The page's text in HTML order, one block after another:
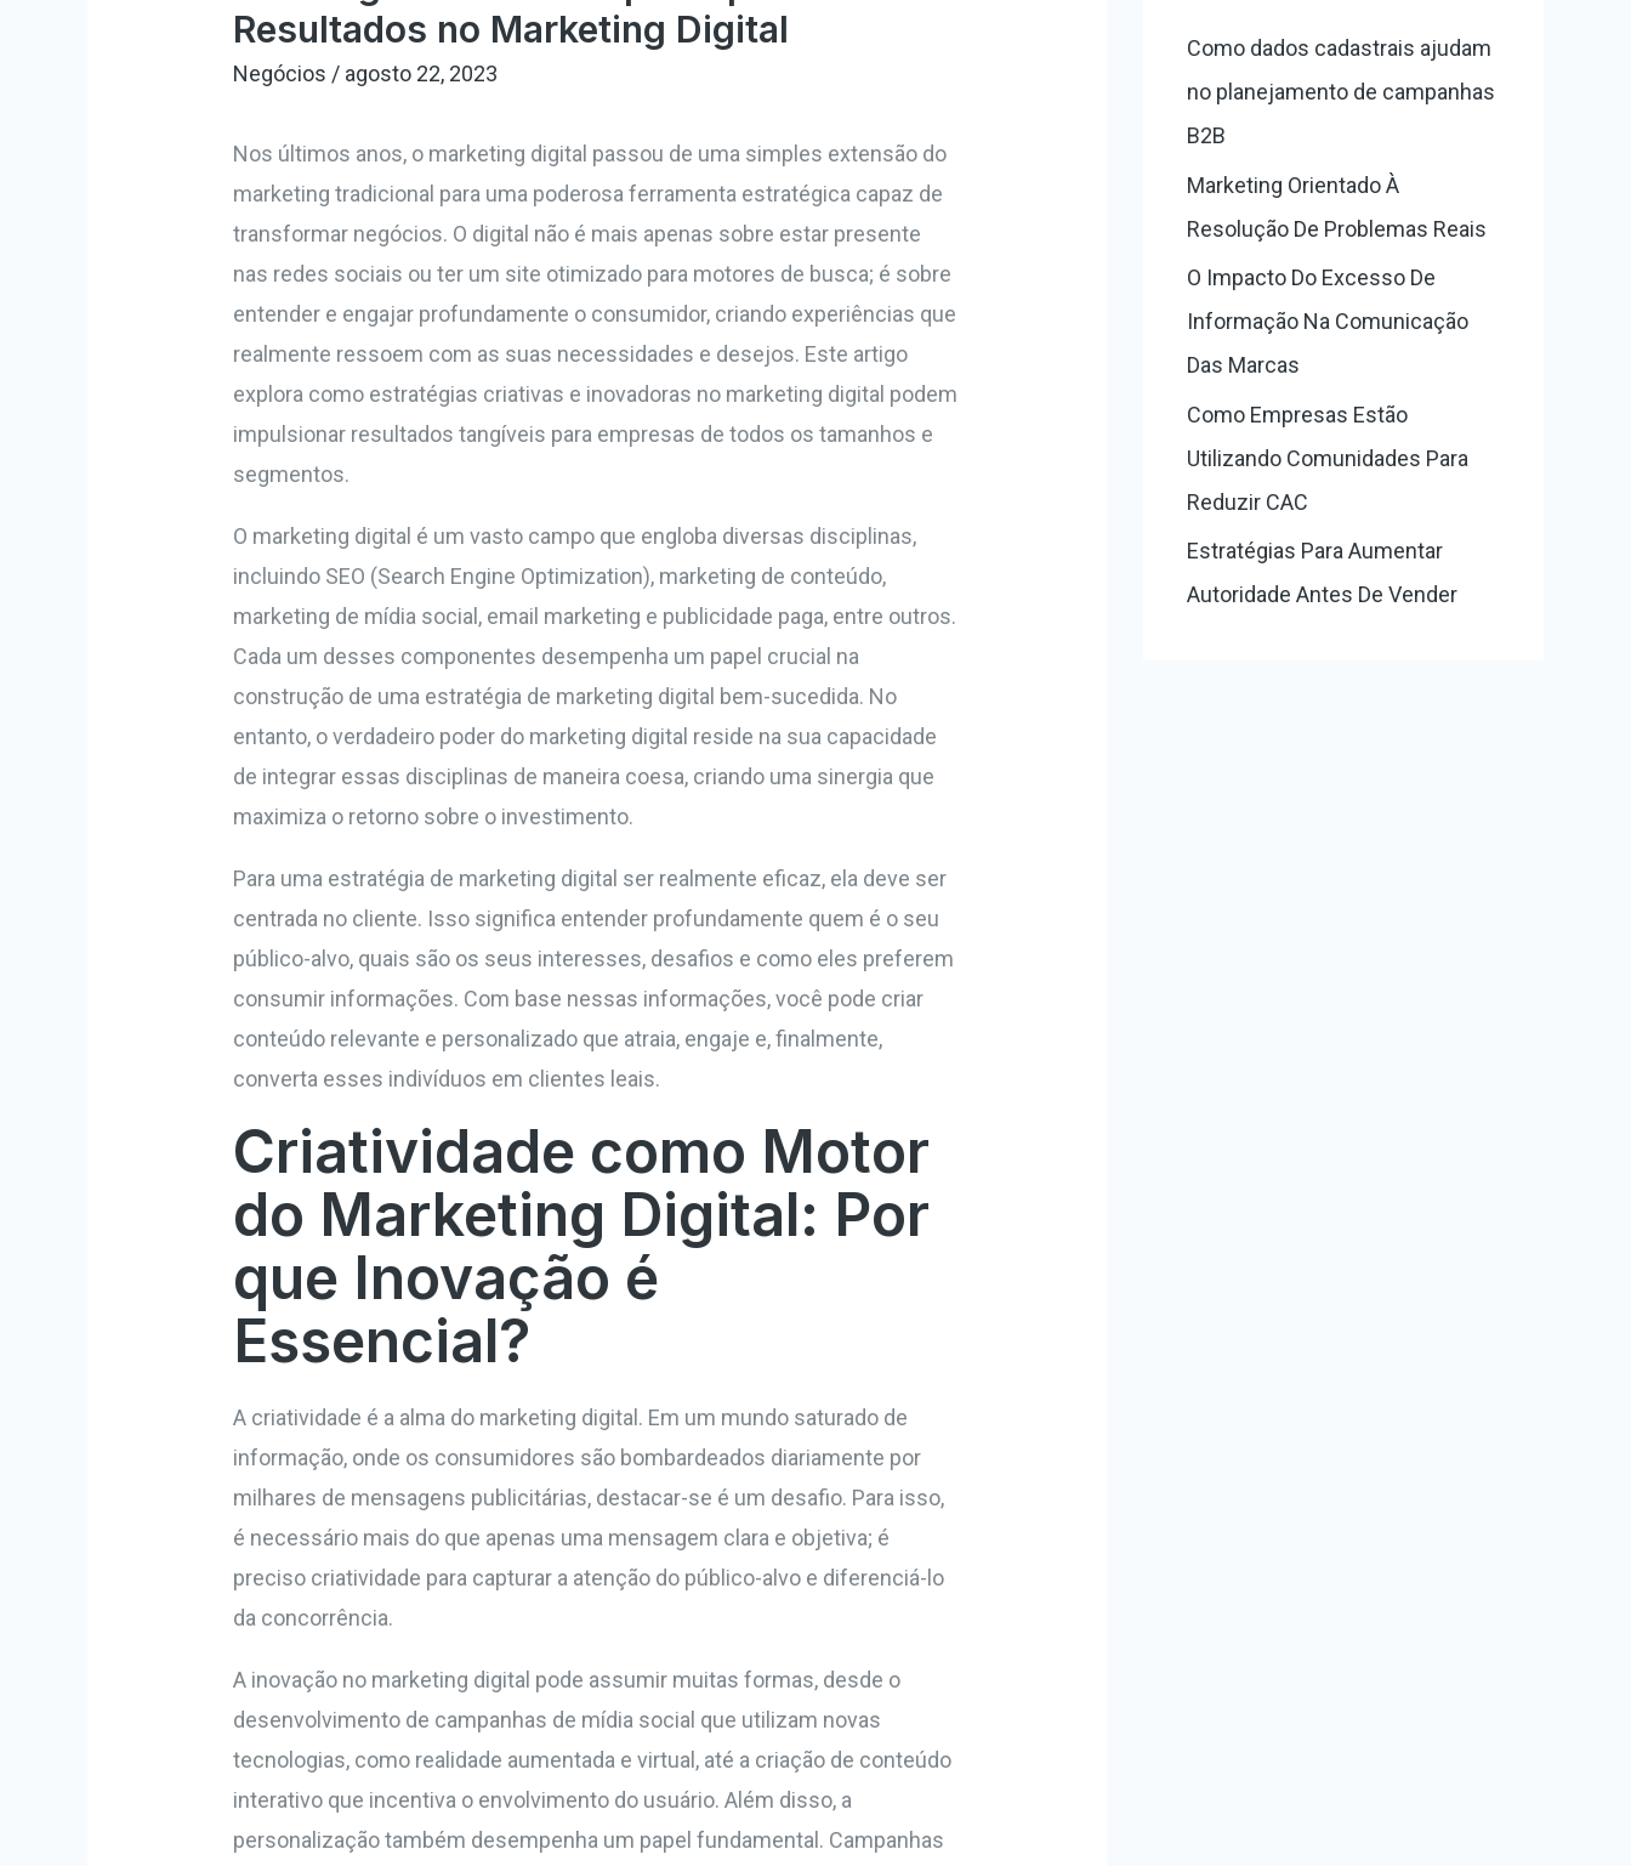
Resultados no Marketing Digital
Negócios / agosto 22, 2023
Nos últimos anos, o marketing digital passou de uma simples extensão do
marketing tradicional para uma poderosa ferramenta estratégica capaz de
transformar negócios. O digital não é mais apenas sobre estar presente
nas redes sociais ou ter um site otimizado para motores de busca; é sobre
entender e engajar profundamente o consumidor, criando experiências que
realmente ressoem com as suas necessidades e desejos. Este artigo
explora como estratégias criativas e inovadoras no marketing digital podem
impulsionar resultados tangíveis para empresas de todos os tamanhos e
segmentos.
O marketing digital é um vasto campo que engloba diversas disciplinas,
incluindo SEO (Search Engine Optimization), marketing de conteúdo,
marketing de mídia social, email marketing e publicidade paga, entre outros.
Cada um desses componentes desempenha um papel crucial na
construção de uma estratégia de marketing digital bem-sucedida. No
entanto, o verdadeiro poder do marketing digital reside na sua capacidade
de integrar essas disciplinas de maneira coesa, criando uma sinergia que
maximiza o retorno sobre o investimento.
Para uma estratégia de marketing digital ser realmente eficaz, ela deve ser
centrada no cliente. Isso significa entender profundamente quem é o seu
público-alvo, quais são os seus interesses, desafios e como eles preferem
consumir informações. Com base nessas informações, você pode criar
conteúdo relevante e personalizado que atraia, engaje e, finalmente,
converta esses indivíduos em clientes leais.
Criatividade como Motor
do Marketing Digital: Por
que Inovação é
Essencial?
A criatividade é a alma do marketing digital. Em um mundo saturado de
informação, onde os consumidores são bombardeados diariamente por
milhares de mensagens publicitárias, destacar-se é um desafio. Para isso,
é necessário mais do que apenas uma mensagem clara e objetiva; é
preciso criatividade para capturar a atenção do público-alvo e diferenciá-lo
da concorrência.
A inovação no marketing digital pode assumir muitas formas, desde o
desenvolvimento de campanhas de mídia social que utilizam novas
tecnologias, como realidade aumentada e virtual, até a criação de conteúdo
interativo que incentiva o envolvimento do usuário. Além disso, a
personalização também desempenha um papel fundamental. Campanhas
s
r
Como dados cadastrais ajudam
no planejamento de campanhas
B2B
Marketing Orientado À
Resolução De Problemas Reais
O Impacto Do Excesso De
Informação Na Comunicação
Das Marcas
Como Empresas Estão
Utilizando Comunidades Para
Reduzir CAC
Estratégias Para Aumentar
Autoridade Antes De Vender